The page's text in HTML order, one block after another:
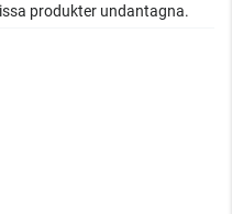
produkter undantagna.